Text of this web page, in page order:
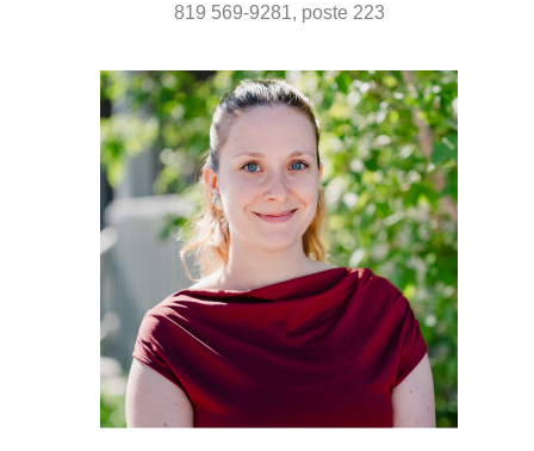
819 569-9281, poste 223